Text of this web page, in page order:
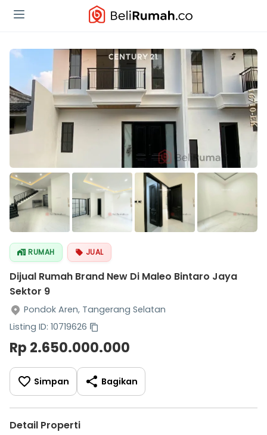
RUMAH JUAL
Dijual Rumah Brand New Di Maleo Bintaro Jaya
Sektor 9
Pondok Aren, Tangerang Selatan
Listing ID: 10719626
Rp 2.650.000.000
Simpan Bagikan
Detail Properti